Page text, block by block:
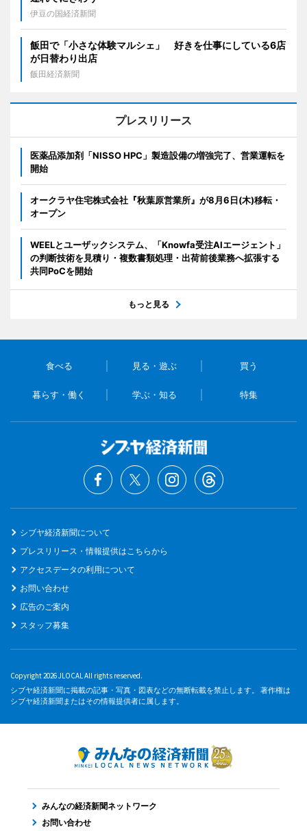
伊豆の国経済新聞
飯田で「小さな体験マルシェ」 好きを仕事にしている6店
が日替わり出店
飯田経済新聞
プレスリリース
医薬品添加剤「NISSO HPC」製造設備の増強完了、営業運転を
開始
オークラヤ住宅株式会社『秋葉原営業所』が8月6日(木)移転・
オープン
WEELとユーザックシステム、「Knowfa受注AIエージェント」
の判断技術を見積り・複数書類処理・出荷前後業務へ拡張する
共同PoCを開始
もっと見る
食べる 見る・遊ぶ 買う
暮らす・働く 学ぶ・知る 特集
シブヤ経済新聞について
プレスリリース・情報提供はこちらから
アクセスデータの利用について
お問い合わせ
広告のご案内
スタッフ募集
Copyright 2026 JLOCAL All rights reserved.
シブヤ経済新聞に掲載の記事・写真・図表などの無断転載を禁止します。 著作権は
シブヤ経済新聞またはその情報提供者に属します。
みんなの経済新聞ネットワーク
お問い合わせ